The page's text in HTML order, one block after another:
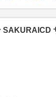
SAKURAICD